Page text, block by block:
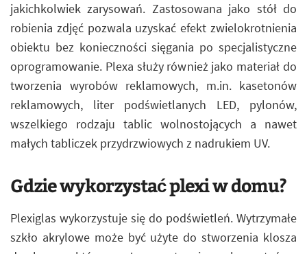
jakichkolwiek zarysowań. Zastosowana jako stół do
robienia zdjęć pozwala uzyskać efekt zwielokrotnienia
obiektu bez konieczności sięgania po specjalistyczne
oprogramowanie. Plexa służy również jako materiał do
tworzenia wyrobów reklamowych, m.in. kasetonów
reklamowych, liter podświetlanych LED, pylonów,
wszelkiego rodzaju tablic wolnostojących a nawet
małych tabliczek przydrzwiowych z nadrukiem UV.
Gdzie wykorzystać plexi w domu?
Plexiglas wykorzystuje się do podświetleń. Wytrzymałe
szkło akrylowe może być użyte do stworzenia klosza